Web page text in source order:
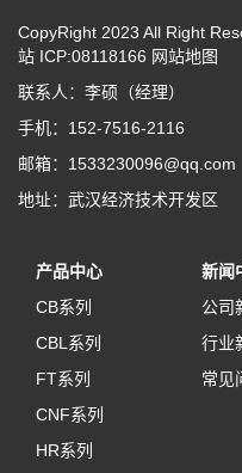
CopyRight 2023 All Right
站 ICP:08118166 网站地图
联系人：李硕（经理）
手机：152-7516-2116
邮箱：1533230096@qq.com
地址：武汉经济技术开发区
产品中心
CB系列
CBL系列
FT系列
CNF系列
HR系列
新闻
公司
行业
常见